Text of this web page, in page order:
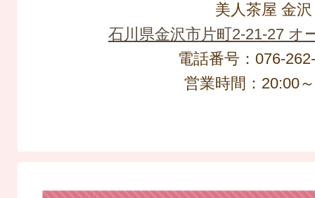
美人茶屋 金沢
石川県金沢市片町2-21-27 オ
電話番号：076-
営業時間：20:00